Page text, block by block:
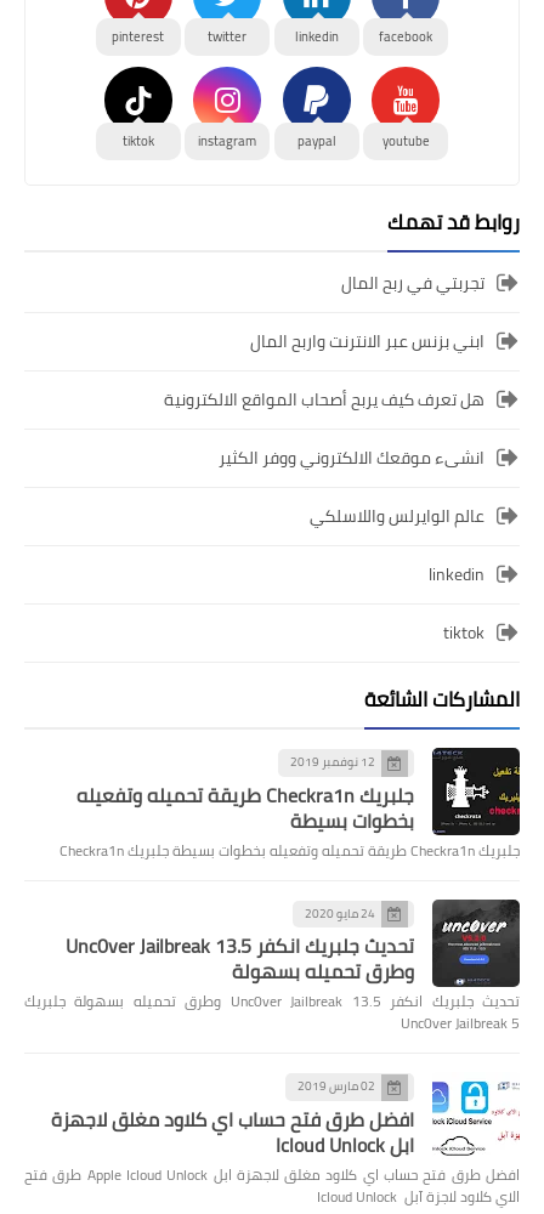
facebook
linkedin
twitter
pinterest
youtube
paypal
instagram
tiktok
روابط قد تهمك
تجربتي في ربح المال
ابني بزنس عبر الانترنت واربح المال
هل تعرف كيف يربح أصحاب المواقع الالكترونية
انشىء موقعك الالكتروني ووفر الكثير
عالم الوايرلس واللاسلكي
linkedin
tiktok
المشاركات الشائعة
12 نوفمبر 2019
جلبريك Checkra1n طريقة تحميله وتفعيله
بخطوات بسيطة
جلبريك Checkra1n طريقة تحميله وتفعيله بخطوات بسيطة جلبريك Checkra1n
24 مايو 2020
تحديث جلبريك انكفر Unc0ver Jailbreak 13.5
وطرق تحميله بسهولة
تحديث جلبريك انكفر Unc0ver Jailbreak 13.5 وطرق تحميله بسهولة جلبريك
Unc0ver Jailbreak 5
02 مارس 2019
افضل طرق فتح حساب اي كلاود مغلق لاجهزة
ابل Icloud Unlock
افضل طرق فتح حساب اي كلاود مغلق لاجهزة ابل Apple Icloud Unlock طرق فتح
الاي كلاود لاجزة آبل Icloud Unlock